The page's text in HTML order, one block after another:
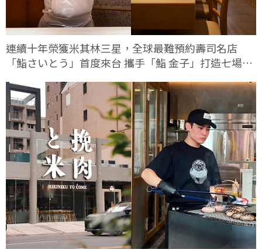
連續十年榮獲米其林三星，全球最難預約壽司名店
「鮨さいとう」首度來台 攜手「鮨 金子」打造七場限